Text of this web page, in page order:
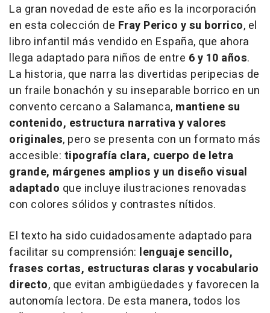
La gran novedad de este año es la incorporación
en esta colección de Fray Perico y su borrico, el
libro infantil más vendido en España, que ahora
llega adaptado para niños de entre 6 y 10 años.
La historia, que narra las divertidas peripecias de
un fraile bonachón y su inseparable borrico en un
convento cercano a Salamanca, mantiene su
contenido, estructura narrativa y valores
originales, pero se presenta con un formato más
accesible: tipografía clara, cuerpo de letra
grande, márgenes amplios y un diseño visual
adaptado que incluye ilustraciones renovadas
con colores sólidos y contrastes nítidos.
El texto ha sido cuidadosamente adaptado para
facilitar su comprensión: lenguaje sencillo,
frases cortas, estructuras claras y vocabulario
directo, que evitan ambigüedades y favorecen la
autonomía lectora. De esta manera, todos los